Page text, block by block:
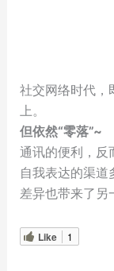
社交网络时代，
上。
但依然“零落”~
通讯的便利，反
自我表达的渠道
差异也带来了另
Like 1